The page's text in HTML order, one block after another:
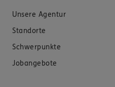
Unsere Agentur
Standorte
Schwerpunkte
Jobangebote